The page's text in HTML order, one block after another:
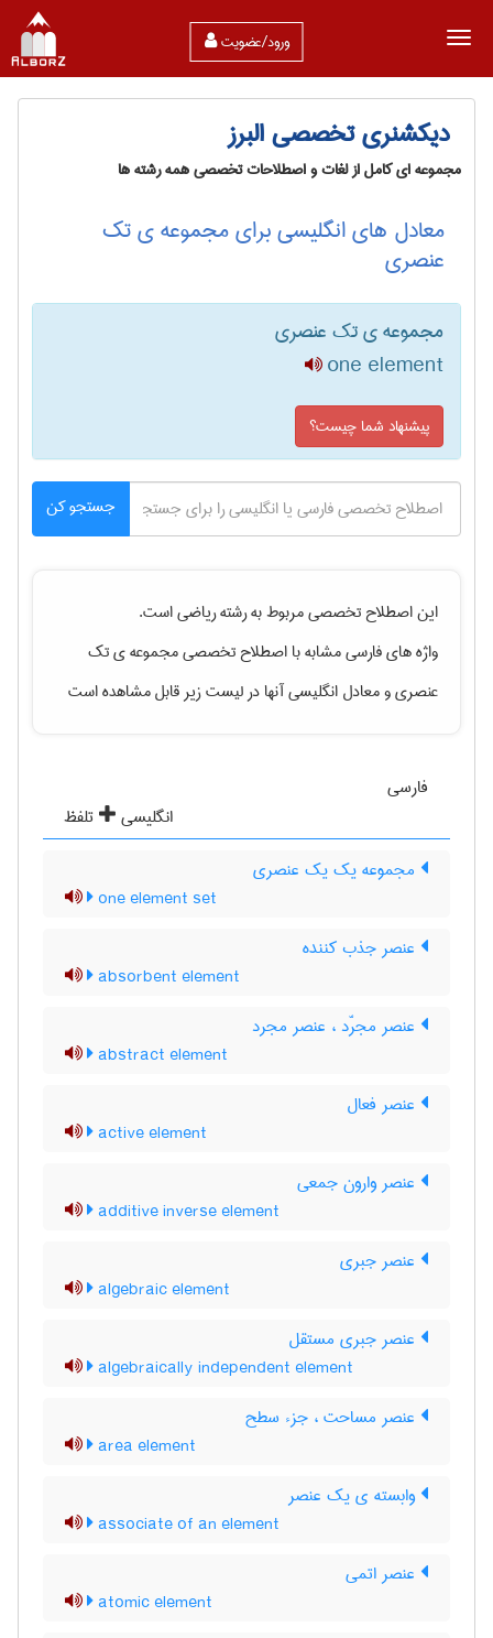
ورود/عضویت
دیکشنری تخصصی البرز
مجموعه ای کامل از لغات و اصطلاحات تخصصی همه رشته ها
معادل های انگلیسی برای مجموعه ی تک
عنصری
مجموعه ی تک عنصری
one element
پیشنهاد شما چیست؟
جستجو کن
این اصطلاح تخصصی مربوط به رشتهرياضیاست.
واژه های فارسی مشابه با اصطلاح تخصصیمجموعه ی تک
عنصریو معادل انگلیسی آنها در لیست زیر قابل مشاهده است
فارسی
انگلیسی
تلفظ
مجموعه یک یک عنصری
one element set
عنصر جذب کننده
absorbent element
عنصر مجرّد ، عنصر مجرد
abstract element
عنصر فعال
active element
عنصر وارون جمعی
additive inverse element
عنصر جبری
algebraic element
عنصر جبری مستقل
algebraically independent element
عنصر مساحت ، جزء سطح
area element
وابسته ی یک عنصر
associate of an element
عنصر اتمی
atomic element